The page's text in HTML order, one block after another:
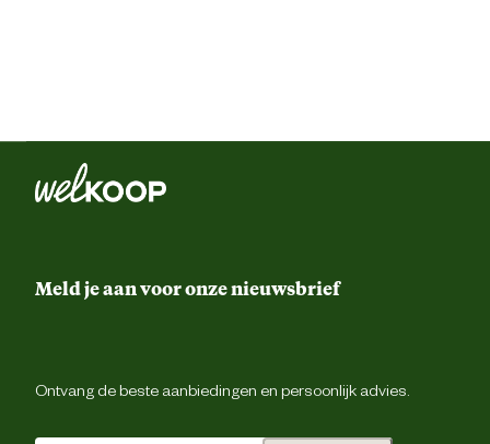
Meld je aan voor onze nieuwsbrief
Ontvang de beste aanbiedingen en persoonlijk advies.